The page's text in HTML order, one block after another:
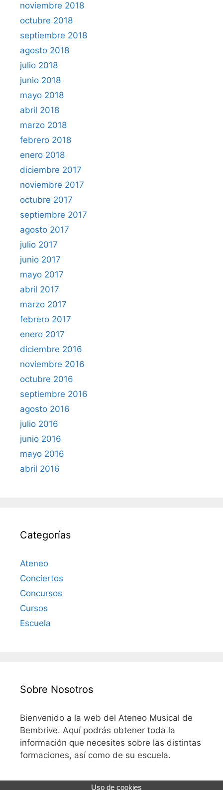
noviembre 2018
octubre 2018
septiembre 2018
agosto 2018
julio 2018
junio 2018
mayo 2018
abril 2018
marzo 2018
febrero 2018
enero 2018
diciembre 2017
noviembre 2017
octubre 2017
septiembre 2017
agosto 2017
julio 2017
junio 2017
mayo 2017
abril 2017
marzo 2017
febrero 2017
enero 2017
diciembre 2016
noviembre 2016
octubre 2016
septiembre 2016
agosto 2016
julio 2016
junio 2016
mayo 2016
abril 2016
Categorías
Ateneo
Conciertos
Concursos
Cursos
Escuela
Sobre Nosotros
Bienvenido a la web del Ateneo Musical de
Bembrive. Aquí podrás obtener toda la
información que necesites sobre las distintas
formaciones, así como de su escuela.
Uso de cookies